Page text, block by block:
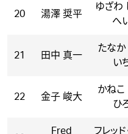
20 湯澤 奨平
ゆざわ
へ
21 田中 真一
たなか
い
22 金子 峻大
かねこ
ひ
Fred
フレッド